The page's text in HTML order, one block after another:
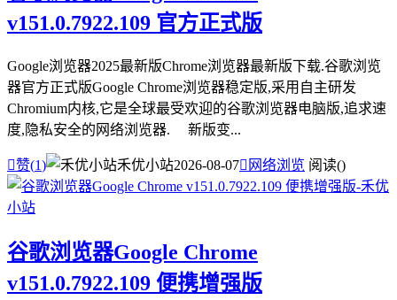
v151.0.7922.109 官方正式版
Google浏览器2025最新版Chrome浏览器最新版下载.谷歌浏览
器官方正式版Google Chrome浏览器稳定版,采用自主研发
Chromium内核,它是全球最受欢迎的谷歌浏览器电脑版,追求速
度,隐私安全的网络浏览器. 新版变...
赞(1) 禾优小站2026-08-07 网络浏览 阅读()
谷歌浏览器Google Chrome
v151.0.7922.109 便携增强版